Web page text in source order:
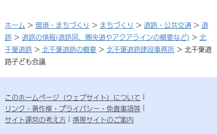
ホーム > 環境・まちづくり > まちづくり > 道路・公共交通 > 道
路 > 道路の情報(道路図、圏央道やアクアラインの概要など) > 北
千葉道路 > 北千葉道路の概要 > 北千葉道路建設事務所 > 北千葉道
路子ども会議
このホームページ（ウェブサイト）について
リンク・著作権・プライバシー・免責事項等
サイト運営の考え方
携帯サイトのご案内